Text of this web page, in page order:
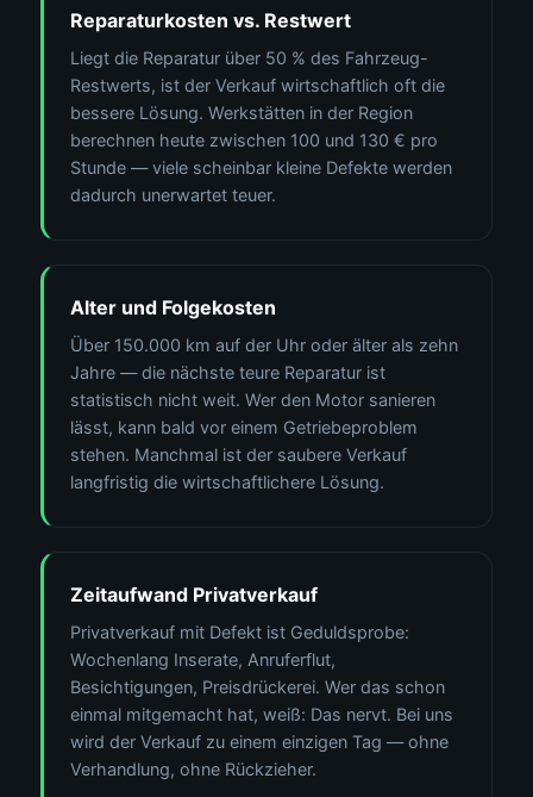
Reparaturkosten vs. Restwert
Liegt die Reparatur über 50 % des Fahrzeug-
Restwerts, ist der Verkauf wirtschaftlich oft die
bessere Lösung. Werkstätten in der Region
berechnen heute zwischen 100 und 130 € pro
Stunde — viele scheinbar kleine Defekte werden
dadurch unerwartet teuer.
Alter und Folgekosten
Über 150.000 km auf der Uhr oder älter als zehn
Jahre — die nächste teure Reparatur ist
statistisch nicht weit. Wer den Motor sanieren
lässt, kann bald vor einem Getriebeproblem
stehen. Manchmal ist der saubere Verkauf
langfristig die wirtschaftlichere Lösung.
Zeitaufwand Privatverkauf
Privatverkauf mit Defekt ist Geduldsprobe:
Wochenlang Inserate, Anruferflut,
Besichtigungen, Preisdrückerei. Wer das schon
einmal mitgemacht hat, weiß: Das nervt. Bei uns
wird der Verkauf zu einem einzigen Tag — ohne
Verhandlung, ohne Rückzieher.